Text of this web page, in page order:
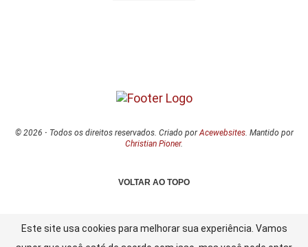
© 2026 · Todos os direitos reservados. Criado porAcewebsites. Mantido por
Christian Pioner.
VOLTAR AO TOPO
Este site usa cookies para melhorar sua experiência. Vamos